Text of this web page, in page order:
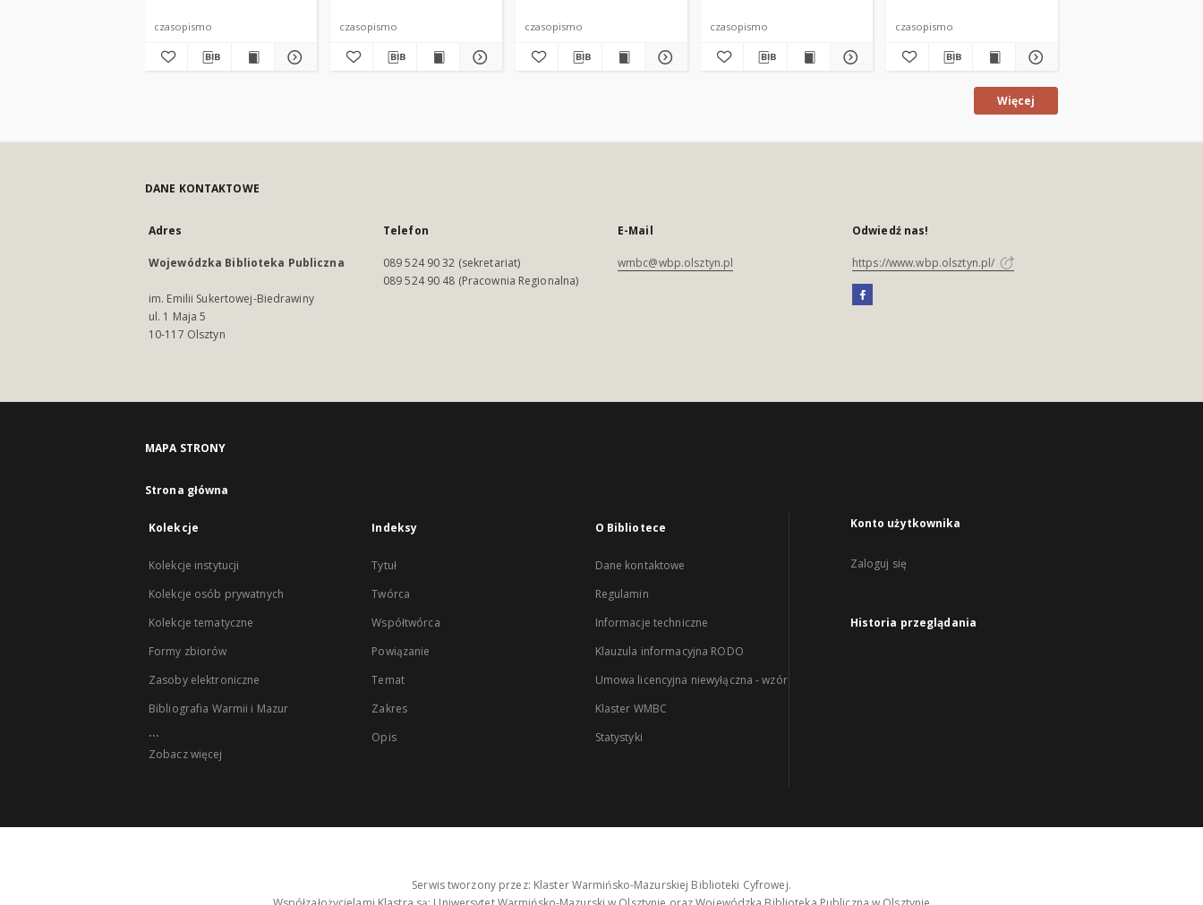
czasopismo czasopismo czasopismo czasopismo czasopismo
Więcej
DANE KONTAKTOWE
Adres
Wojewódzka Biblioteka Publiczna
im. Emilii Sukertowej-Biedrawiny
ul. 1 Maja 5
10-117 Olsztyn
Telefon
089 524 90 32 (sekretariat)
089 524 90 48 (Pracownia Regionalna)
E-Mail
wmbc@wbp.olsztyn.pl
Odwiedź nas!
https://www.wbp.olsztyn.pl/
MAPA STRONY
Strona główna
Kolekcje
Kolekcje instytucji
Kolekcje osób prywatnych
Kolekcje tematyczne
Formy zbiorów
Zasoby elektroniczne
Bibliografia Warmii i Mazur
...
Zobacz więcej
Indeksy
Tytuł
Twórca
Współtwórca
Powiązanie
Temat
Zakres
Opis
O Bibliotece
Dane kontaktowe
Regulamin
Informacje techniczne
Klauzula informacyjna RODO
Umowa licencyjna niewyłączna - wzór
Klaster WMBC
Statystyki
Konto użytkownika
Zaloguj się
Historia przeglądania
Serwis tworzony przez: Klaster Warmińsko-Mazurskiej Biblioteki Cyfrowej.